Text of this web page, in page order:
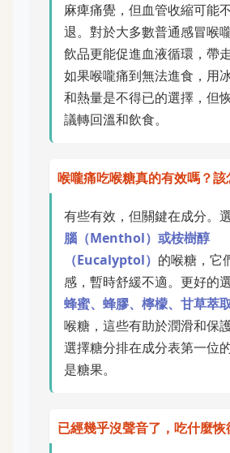
麻痺痛覺，但血管收縮可能
退。對於大多數普通感冒喉
飲品更能促進血液循環，帶
如果喉嚨痛到無法進食，用
和熱量是不得已的選擇，但
議轉回溫和飲食。
喉嚨痛吃喉糖真的有效嗎？該
有些有效，但關鍵在成分。
腦（Menthol）或桉樹醇
（Eucalyptol） 的喉糖，它
感，暫時舒緩不適。更好的
蜂蜜、蜂膠、檸檬、甘草萃
喉糖，這些有助於潤滑和保
選擇糖分排在成分表第一位
是糖果。
已經幾乎沒聲音了，吃什麼恢